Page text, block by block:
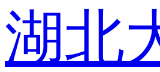
湖北